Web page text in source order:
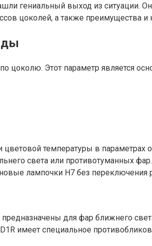
гениальный выход из
цоколей, а также
цоколю. Этот параметр является
цветовой температуры в
света или противотуманных
лампочки H7 без переключения
для фар ближнего
имеет специальное